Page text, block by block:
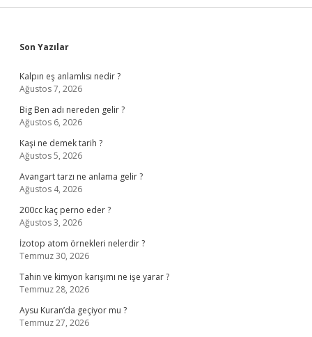
Sidebar
Son Yazılar
Kalpın eş anlamlısı nedir ?
Ağustos 7, 2026
Big Ben adı nereden gelir ?
Ağustos 6, 2026
Kaşi ne demek tarih ?
Ağustos 5, 2026
Avangart tarzı ne anlama gelir ?
Ağustos 4, 2026
200cc kaç perno eder ?
Ağustos 3, 2026
İzotop atom örnekleri nelerdir ?
Temmuz 30, 2026
Tahin ve kimyon karışımı ne işe yarar ?
Temmuz 28, 2026
Aysu Kuran’da geçiyor mu ?
Temmuz 27, 2026